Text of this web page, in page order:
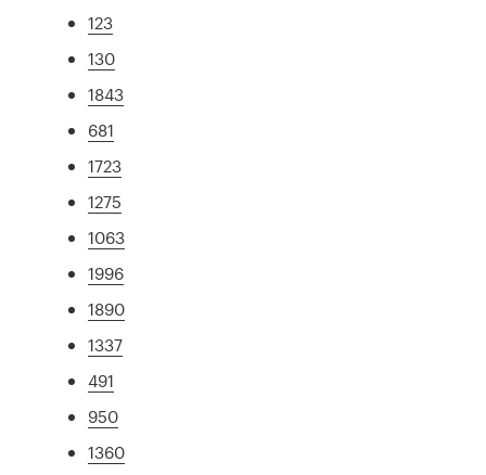
123
130
1843
681
1723
1275
1063
1996
1890
1337
491
950
1360